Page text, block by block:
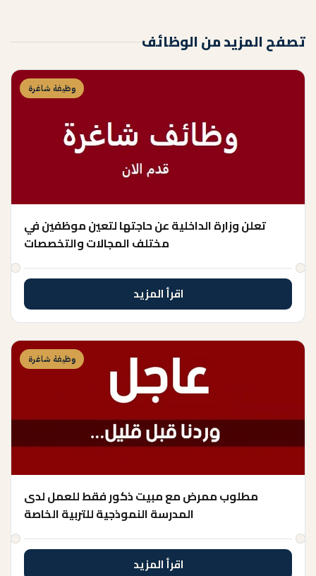
تصفح المزيد من الوظائف
وظيفة شاغرة
تعلن وزارة الداخلية عن حاجتها لتعين موظفين في
مختلف المجالات والتخصصات
اقرأ المزيد
وظيفة شاغرة
مطلوب ممرض مع مبيت ذكور فقط للعمل لدى
المدرسة النموذجية للتربية الخاصة
اقرأ المزيد